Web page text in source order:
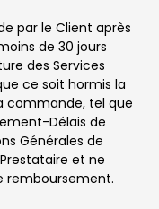
par le Client après
de 30 jours
des Services
ce soit hormis la
commande, tel que
Délais de
Générales de
et ne
remboursement.